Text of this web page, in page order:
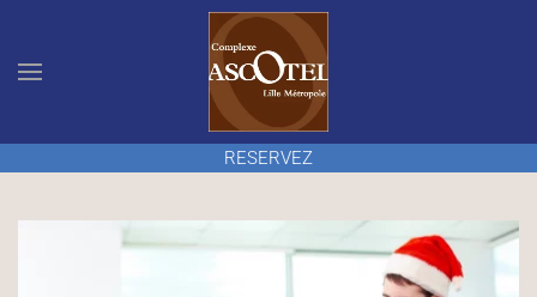
Accéder au contenu principal
RESERVEZ